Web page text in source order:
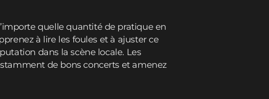
quelle quantité de pratique en
à lire les foules et à ajuster ce
dans la scène locale. Les
de bons concerts et amenez